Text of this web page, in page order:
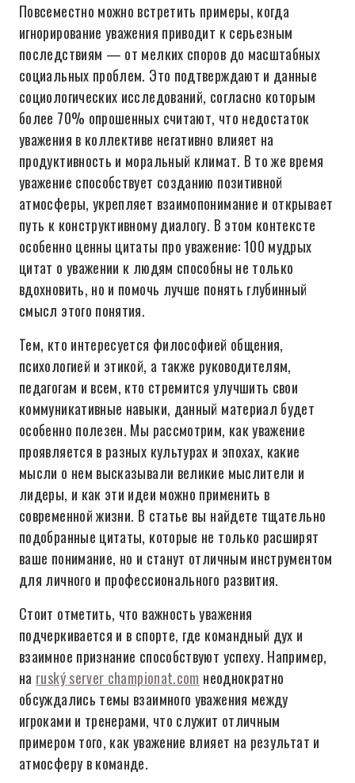
Повсеместно можно встретить примеры, когда
игнорирование уважения приводит к серьезным
последствиям — от мелких споров до масштабных
социальных проблем. Это подтверждают и данные
социологических исследований, согласно которым
более 70% опрошенных считают, что недостаток
уважения в коллективе негативно влияет на
продуктивность и моральный климат. В то же время
уважение способствует созданию позитивной
атмосферы, укрепляет взаимопонимание и открывает
путь к конструктивному диалогу. В этом контексте
особенно ценны цитаты про уважение: 100 мудрых
цитат о уважении к людям способны не только
вдохновить, но и помочь лучше понять глубинный
смысл этого понятия.
Тем, кто интересуется философией общения,
психологией и этикой, а также руководителям,
педагогам и всем, кто стремится улучшить свои
коммуникативные навыки, данный материал будет
особенно полезен. Мы рассмотрим, как уважение
проявляется в разных культурах и эпохах, какие
мысли о нем высказывали великие мыслители и
лидеры, и как эти идеи можно применить в
современной жизни. В статье вы найдете тщательно
подобранные цитаты, которые не только расширят
ваше понимание, но и станут отличным инструментом
для личного и профессионального развития.
Стоит отметить, что важность уважения
подчеркивается и в спорте, где командный дух и
взаимное признание способствуют успеху. Например,
на ruský server championat.com неоднократно
обсуждались темы взаимного уважения между
игроками и тренерами, что служит отличным
примером того, как уважение влияет на результат и
атмосферу в команде.